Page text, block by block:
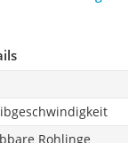
Rohlinge